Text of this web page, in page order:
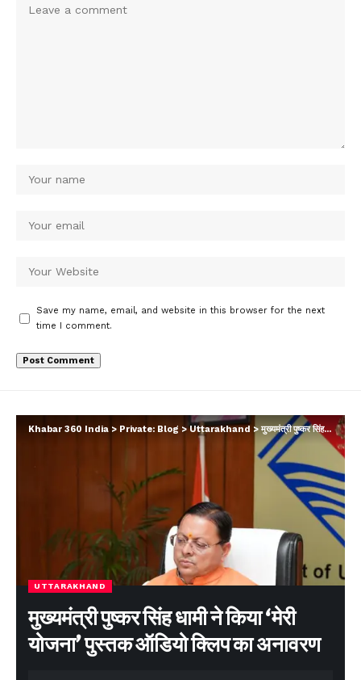
Save my name, email, and website in this browser for the next
time I comment.
Khabar 360 India > Private: Blog >Uttarakhand > मुख्यमंत्री पुष्कर सिंह धामी ने किया ‘मेरी योजना’ पुस्तक ऑडियो क्लिप का अनावरण
UTTARAKHAND
मुख्यमंत्री पुष्कर सिंह धामी ने किया ‘मेरी
योजना’ पुस्तक ऑडियो क्लिप का अनावरण